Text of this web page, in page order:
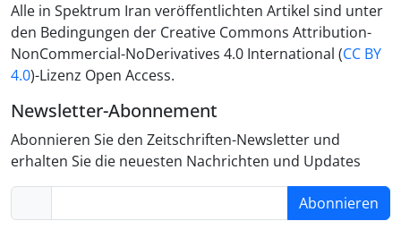
Alle in Spektrum Iran veröffentlichten Artikel sind unter
den Bedingungen der Creative Commons Attribution-
NonCommercial-NoDerivatives 4.0 International (CC BY
4.0)-Lizenz Open Access.
Newsletter-Abonnement
Abonnieren Sie den Zeitschriften-Newsletter und
erhalten Sie die neuesten Nachrichten und Updates
Abonnieren